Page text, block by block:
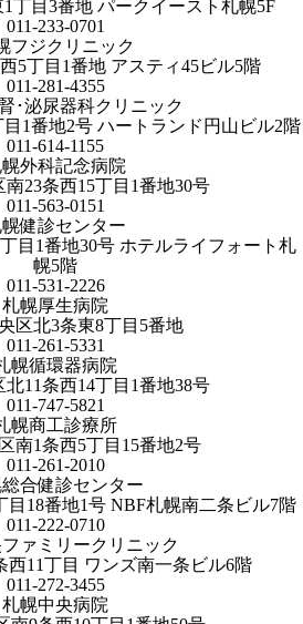
丁目3番地 パークイースト札幌5F
011-233-0701
フジクリニック
5丁目1番地 アスティ45ビル5階
011-281-4355
･泌尿器科クリニック
1番地2号 ハートランド円山ビル2階
011-614-1155
外科記念病院
23条西15丁目1番地30号
011-563-0151
健診センター
目1番地30号 ホテルライフォート札
幌5階
011-531-2226
札幌厚生病院
区北3条東8丁目5番地
011-261-5331
幌循環器病院
11条西14丁目1番地38号
011-747-5821
幌商工診療所
南1条西5丁目15番地2号
011-261-2010
合健診センター
目18番地1号 NBF札幌南二条ビル7階
011-222-0710
ァミリークリニック
西11丁目 ワンズ南一条ビル6階
011-272-3455
札幌中央病院